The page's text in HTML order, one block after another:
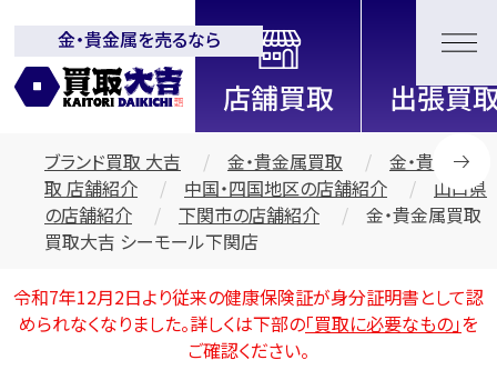
全国2200店舗以上展開中！
信頼と実績の買取専門店「買取大
吉」
金・貴金属を売るなら
ブランド買取 大吉 金・貴金属買取
金・貴金属買
取 店舗紹介
中国・四国地区の店舗紹介
山口県
の店舗紹介
下関市の店舗紹介
金・貴金属買取
買取大吉 シーモール下関店
令和7年12月2日より従来の健康保険証が身分証明書として認
められなくなりました。詳しくは下部の「買取に必要なもの」を
ご確認ください。